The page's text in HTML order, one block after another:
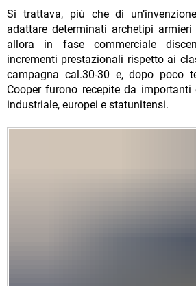
Si trattava, più che di
adattare determinati archetipi
allora in fase commerciale
incrementi prestazionali rispetto ai
campagna cal.30-30 e, dopo poco
Cooper furono recepite da
industriale, europei e statunitensi.